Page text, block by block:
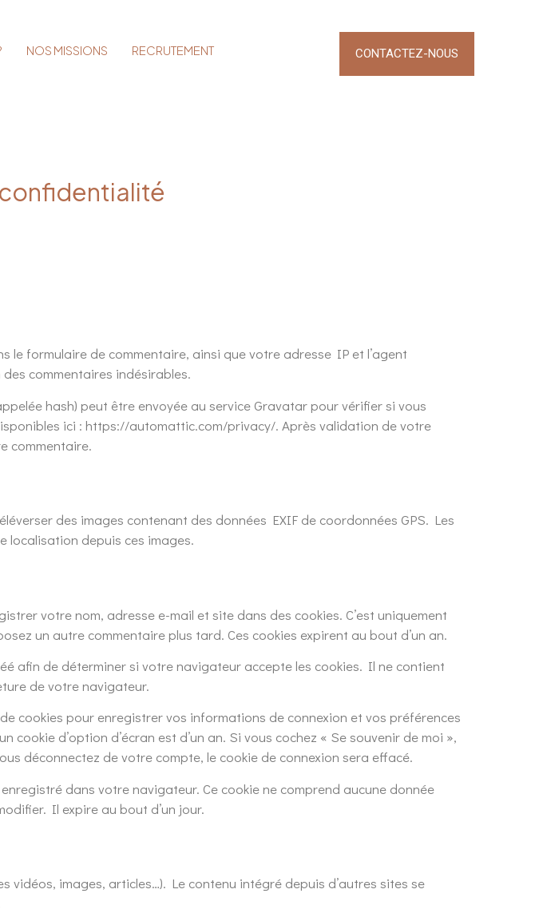
NOS MISSIONS RECRUTEMENT CONTACTEZ-NOUS
le formulaire de commentaire, ainsi que votre adresse IP et l’agent
commentaires indésirables.
hash) peut être envoyée au service Gravatar pour vérifier si vous
ici : https://automattic.com/privacy/. Après validation de votre
commentaire.
des images contenant des données EXIF de coordonnées GPS. Les
localisation depuis ces images.
votre nom, adresse e-mail et site dans des cookies. C’est uniquement
un autre commentaire plus tard. Ces cookies expirent au bout d’un an.
afin de déterminer si votre navigateur accepte les cookies. Il ne contient
de votre navigateur.
cookies pour enregistrer vos informations de connexion et vos préférences
cookie d’option d’écran est d’un an. Si vous cochez « Se souvenir de moi »,
déconnectez de votre compte, le cookie de connexion sera effacé.
dans votre navigateur. Ce cookie ne comprend aucune donnée
Il expire au bout d’un jour.
vidéos, images, articles…). Le contenu intégré depuis d’autres sites se